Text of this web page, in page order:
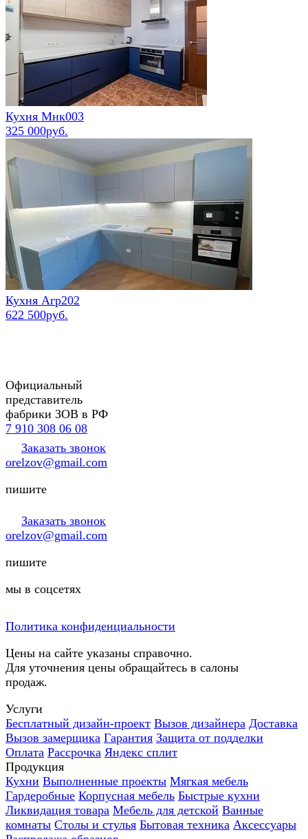
Кухня Мнк003
325 000руб.
Кухня Агр202
622 500руб.
Официальный
представитель
фабрики ЗОВ в РФ
7 910 308 06 08
Заказать звонок
orelzov@gmail.com
пишите
Заказать звонок
orelzov@gmail.com
пишите
мы в соцсетях
Политика конфиденциальности
Цены на сайте указаны справочно.
Для уточнения цены обращайтесь в салоны
продаж.
Услуги
Бесплатный дизайн-проект Вызов дизайнера Доставка
Вызов замерщика Гарантия Защита от подделки
Оплата Рассрочка Яндекс сплит
Продукция
Кухни Выполненные проекты Мягкая мебель
Гардеробные Корпусная мебель Быстрые кухни
Ликвидация товара Мебель для детской Ванные
комнаты Столы и стулья Бытовая техника Аксессуары